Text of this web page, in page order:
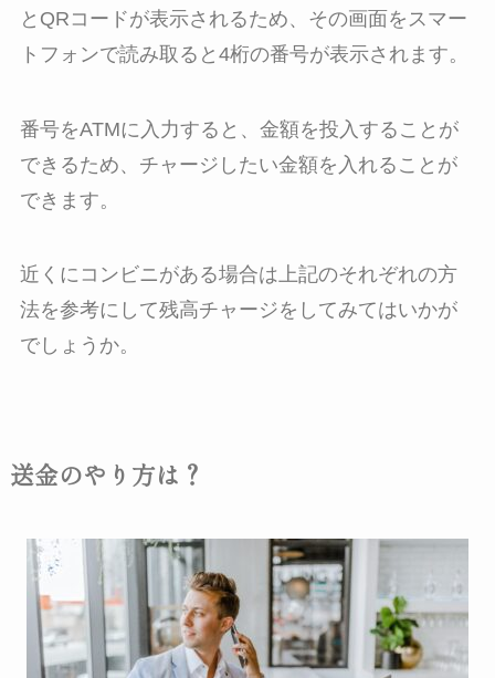
とQRコードが表示されるため、その画面をスマー
トフォンで読み取ると4桁の番号が表示されます。
番号をATMに入力すると、金額を投入することが
できるため、チャージしたい金額を入れることが
できます。
近くにコンビニがある場合は上記のそれぞれの方
法を参考にして残高チャージをしてみてはいかが
でしょうか。
送金のやり方は？